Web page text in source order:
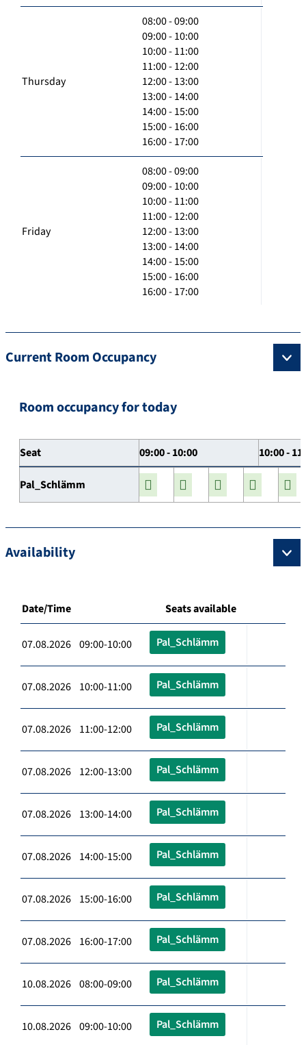
Thursday
08:00 - 09:00
09:00 - 10:00
10:00 - 11:00
11:00 - 12:00
12:00 - 13:00
13:00 - 14:00
14:00 - 15:00
15:00 - 16:00
16:00 - 17:00
Friday
08:00 - 09:00
09:00 - 10:00
10:00 - 11:00
11:00 - 12:00
12:00 - 13:00
13:00 - 14:00
14:00 - 15:00
15:00 - 16:00
16:00 - 17:00
Current Room Occupancy
Room occupancy for today
Seat 09:00 - 10:00 10:00 -
Pal_Schlämm
Availability
Date/Time Seats available
07.08.2026 09:00-10:00 Pal_Schlämm
07.08.2026 10:00-11:00 Pal_Schlämm
07.08.2026 11:00-12:00 Pal_Schlämm
07.08.2026 12:00-13:00 Pal_Schlämm
07.08.2026 13:00-14:00 Pal_Schlämm
07.08.2026 14:00-15:00 Pal_Schlämm
07.08.2026 15:00-16:00 Pal_Schlämm
07.08.2026 16:00-17:00 Pal_Schlämm
10.08.2026 08:00-09:00 Pal_Schlämm
10.08.2026 09:00-10:00 Pal_Schlämm